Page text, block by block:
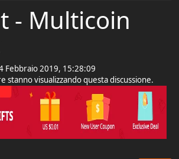
- Multicoin
Febbraio 2019, 15:28:09
stanno visualizzando questa discussione.